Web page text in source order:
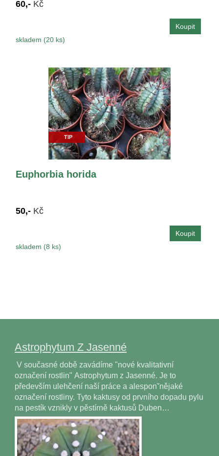
60,- Kč
skladem (20 ks)
TIP
Euphorbia horida
50,- Kč
skladem (8 ks)
Astrophytum Z Jasenné
V současné době zavádíme "nové kvalitativní
označení rostlin" Astrophytum z Jasenné. Je to
především ulehčení naší práce a alesponˇnějaké
označení rostliny. Tyto kaktusy od prvního dopadu pylu
na pestík vznikly v pěstírně kaktusů Duben…